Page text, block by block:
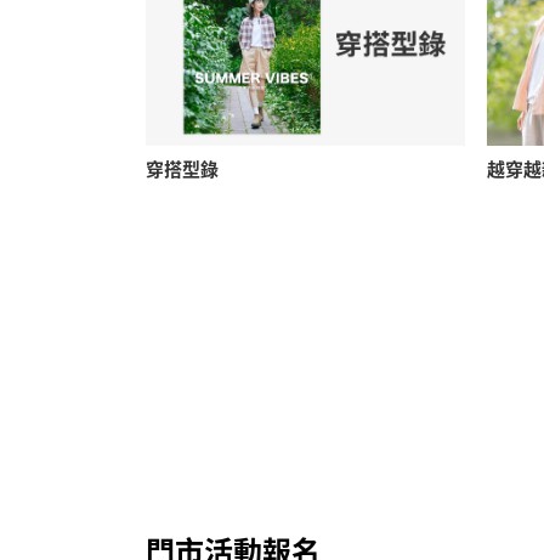
穿搭型錄 越穿
門市活動報名